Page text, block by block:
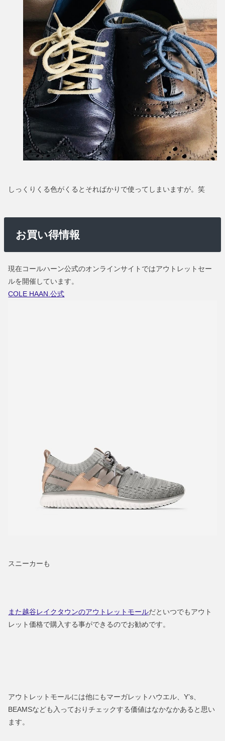
しっくりくる色がくるとそればかりで使ってしまいますが。笑
お買い得情報
現在コールハーン公式のオンラインサイトではアウトレットセー
ルを開催しています。
COLE HAAN.公式
スニーカーも
また越谷レイクタウンのアウトレットモールだといつでもアウト
レット価格で購入する事ができるのでお勧めです。
アウトレットモールには他にもマーガレットハウエル、Y’s、
BEAMSなども入っておりチェックする価値はなかなかあると思い
ます。